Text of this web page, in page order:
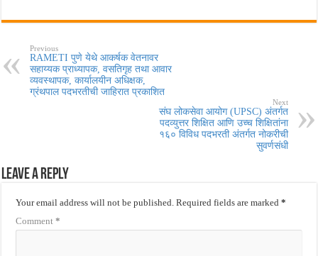
Previous
RAMETI पुणे येथे आकर्षक वेतनावर
सहाय्यक प्राध्यापक, वसतिगृह तथा आवार
व्यवस्थापक, कार्यालयीन अधिक्षक,
ग्रंथपाल पदभरतीची जाहिरात प्रकाशित
Next
संघ लोकसेवा आयोग (UPSC) अंतर्गत
पदव्युत्तर शिक्षित आणि उच्च शिक्षितांना
१६० विविध पदभरती अंतर्गत नोकरीची
सुवर्णसंधी
Leave a Reply
Your email address will not be published. Required fields are marked*
Comment*